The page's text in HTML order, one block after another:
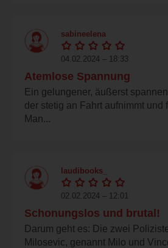
sabineelena
04.02.2024 – 18:33
Atemlose Spannung
Ein gelungener, äußerst
der stetig an Fahrt aufnimmt und
Man...
laudibooks_
02.02.2024 – 12:01
Schonungslos und brutal!
Darum geht es: Die zwei
Milosevic, genannt Milo und